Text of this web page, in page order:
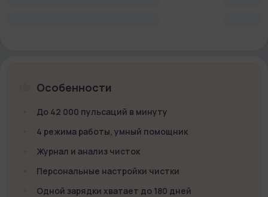
Особенности
До 42 000 пульсаций в минуту
4 режима работы, умный помощник
Журнал и анализ чисток
Персональные настройки чистки
Одной зарядки хватает до 180 дней